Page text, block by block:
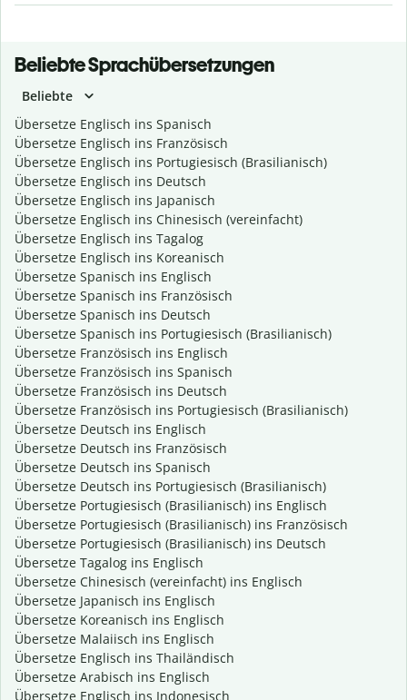
Beliebte Sprachübersetzungen
Beliebte
Übersetze Englisch ins Spanisch
Übersetze Englisch ins Französisch
Übersetze Englisch ins Portugiesisch (Brasilianisch)
Übersetze Englisch ins Deutsch
Übersetze Englisch ins Japanisch
Übersetze Englisch ins Chinesisch (vereinfacht)
Übersetze Englisch ins Tagalog
Übersetze Englisch ins Koreanisch
Übersetze Spanisch ins Englisch
Übersetze Spanisch ins Französisch
Übersetze Spanisch ins Deutsch
Übersetze Spanisch ins Portugiesisch (Brasilianisch)
Übersetze Französisch ins Englisch
Übersetze Französisch ins Spanisch
Übersetze Französisch ins Deutsch
Übersetze Französisch ins Portugiesisch (Brasilianisch)
Übersetze Deutsch ins Englisch
Übersetze Deutsch ins Französisch
Übersetze Deutsch ins Spanisch
Übersetze Deutsch ins Portugiesisch (Brasilianisch)
Übersetze Portugiesisch (Brasilianisch) ins Englisch
Übersetze Portugiesisch (Brasilianisch) ins Französisch
Übersetze Portugiesisch (Brasilianisch) ins Deutsch
Übersetze Tagalog ins Englisch
Übersetze Chinesisch (vereinfacht) ins Englisch
Übersetze Japanisch ins Englisch
Übersetze Koreanisch ins Englisch
Übersetze Malaiisch ins Englisch
Übersetze Englisch ins Thailändisch
Übersetze Arabisch ins Englisch
Übersetze Englisch ins Indonesisch